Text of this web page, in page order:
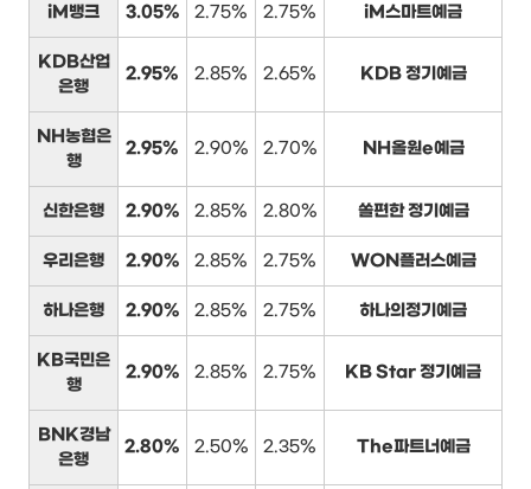
iM뱅크 3.05% 2.75% 2.75% iM스마트예금
KDB산업
은행
2.95% 2.85% 2.65% KDB 정기예금
NH농협은
행
2.95% 2.90% 2.70% NH올원e예금
신한은행 2.90% 2.85% 2.80% 쏠편한 정기예금
우리은행 2.90% 2.85% 2.75% WON플러스예금
하나은행 2.90% 2.85% 2.75% 하나의정기예금
KB국민은
행
2.90% 2.85% 2.75% KB Star 정기예금
BNK경남
은행
2.80% 2.50% 2.35% The파트너예금